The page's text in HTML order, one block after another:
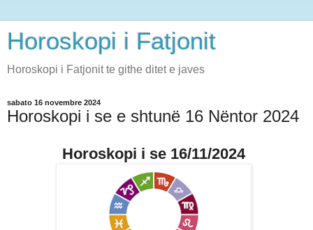
Horoskopi i Fatjonit
Horoskopi i Fatjonit te githe ditet e javes
sabato 16 novembre 2024
Horoskopi i se e shtunë 16 Nëntor 2024
Horoskopi i se 16/11/2024